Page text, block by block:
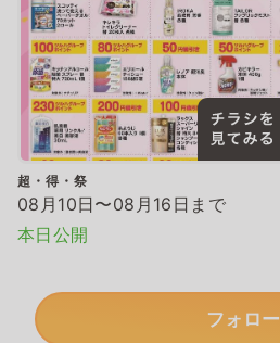
超・得・祭
08月10日〜08月16日まで
本日公開
フォロー